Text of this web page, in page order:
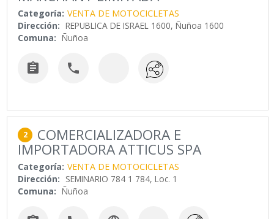
Categoría: VENTA DE MOTOCICLETAS
Dirección: REPUBLICA DE ISRAEL 1600, Ñuñoa 1600
Comuna: Ñuñoa
 
2 COMERCIALIZADORA E
IMPORTADORA ATTICUS SPA
Categoría: VENTA DE MOTOCICLETAS
Dirección: SEMINARIO 784 1 784, Loc. 1
Comuna: Ñuñoa